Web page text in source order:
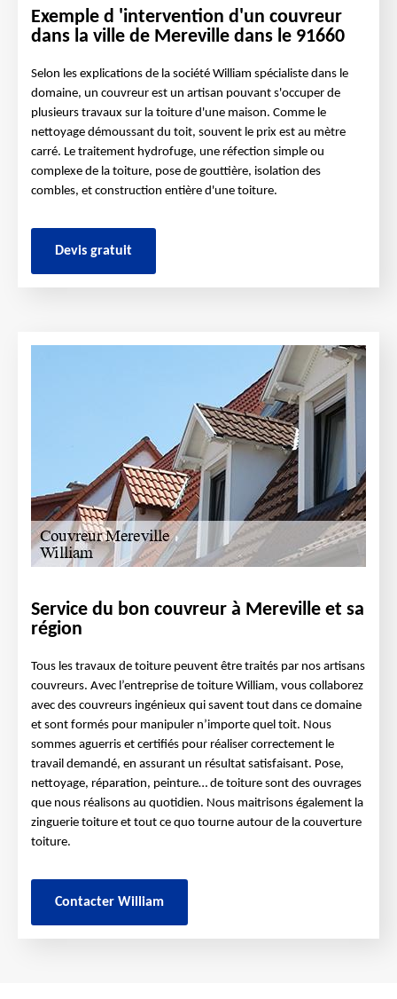
Exemple d 'intervention d'un couvreur
dans la ville de Mereville dans le 91660
Selon les explications de la société William spécialiste dans le
domaine, un couvreur est un artisan pouvant s'occuper de
plusieurs travaux sur la toiture d'une maison. Comme le
nettoyage démoussant du toit, souvent le prix est au mètre
carré. Le traitement hydrofuge, une réfection simple ou
complexe de la toiture, pose de gouttière, isolation des
combles, et construction entière d'une toiture.
Devis gratuit
Service du bon couvreur à Mereville et sa
région
Tous les travaux de toiture peuvent être traités par nos artisans
couvreurs. Avec l’entreprise de toiture William, vous collaborez
avec des couvreurs ingénieux qui savent tout dans ce domaine
et sont formés pour manipuler n’importe quel toit. Nous
sommes aguerris et certifiés pour réaliser correctement le
travail demandé, en assurant un résultat satisfaisant. Pose,
nettoyage, réparation, peinture… de toiture sont des ouvrages
que nous réalisons au quotidien. Nous maitrisons également la
zinguerie toiture et tout ce quo tourne autour de la couverture
toiture.
Contacter William